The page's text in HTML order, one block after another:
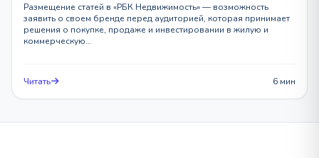
Размещение статей в «РБК Недвижимость» — возможность
заявить о своем бренде перед аудиторией, которая принимает
решения о покупке, продаже и инвестировании в жилую и
коммерческую…
Читать 6 мин